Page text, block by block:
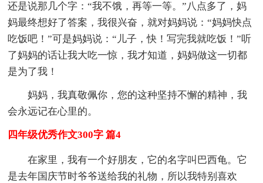
还是说那几个字：“我不饿，再等一等。”八点多了，妈
妈最终想好了答案，我很兴奋，就对妈妈说：“妈妈快点
吃饭吧！”可是妈妈说：“儿子，快！写完我就吃饭！”听
了妈妈的话让我大吃一惊，我才知道，妈妈做这一切都
是为了我！
妈妈，我真敬佩你，您的这种坚持不懈的精神，我
会永远记在心里的。
四年级优秀作文300字 篇4
在家里，我有一个好朋友，它的名字叫巴西龟。它
是去年国庆节时爷爷送给我的礼物，所以我特别喜欢